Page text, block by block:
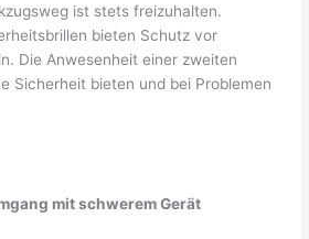
ist stets freizuhalten.
bieten Schutz vor
Die Anwesenheit einer zweiten
Sicherheit bieten und bei Problemen
mit schwerem Gerät